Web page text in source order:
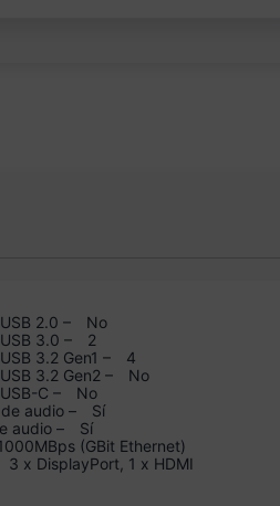
2.0 –
No
3.0 –
2
3.2 Gen1 –
4
3.2 Gen2 –
No
C –
No
audio –
Sí
audio –
Sí
(GBit Ethernet)
3 x DisplayPort, 1 x HDMI